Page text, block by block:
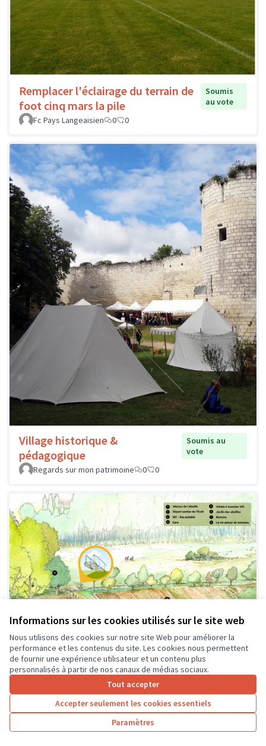
Informations sur les cookies utilisés sur le site web
Nous utilisons des cookies sur notre site Web pour améliorer la
performance et les contenus du site. Les cookies nous permettent
de fournir une expérience utilisateur et un contenu plus
personnalisés à partir de nos canaux de médias sociaux.
Tout accepter
Accepter seulement les cookies essentiels
Paramètres
Remplacer l'éclairage du terrain de
foot cinq mars la pile
Soumis
au vote
Fc Pays Langeaisien
0 0
Village historique &
pédagogique
Soumis au
vote
Regards sur mon patrimoine
0 0
Création d'une passerelle
Pageard
0 4